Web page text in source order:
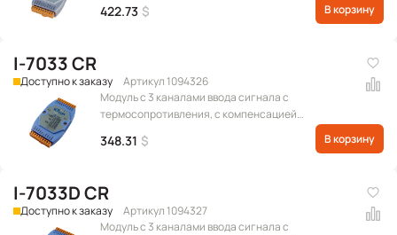
подключении, с индикацией, протокол Modbus
422.73 $ В корзину
I-7033 CR
Доступно к заказу
Артикул 1094326
Модуль с 3 каналами ввода сигнала с
термосопротивления, с компенсацией
подключении, протокол DCON
348.31 $ В корзину
I-7033D CR
Доступно к заказу
Артикул 1094327
Модуль с 3 каналами ввода сигнала с